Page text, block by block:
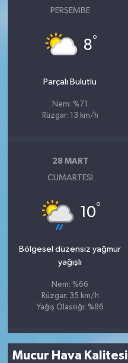
PERŞEMBE
8°
Parçalı Bulutlu
Nem: %71
Rüzgar: 13 km/h
28 MART
CUMARTESI
10°
Bölgesel düzensiz yağmur
yağışlı
Nem: %66
Rüzgar: 35 km/h
Yağış Olasılığı: %86
Mucur Hava Kalitesi